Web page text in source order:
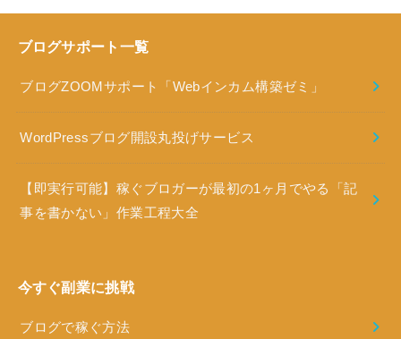
ブログサポート一覧
ブログZOOMサポート「Webインカム構築ゼミ」
WordPressブログ開設丸投げサービス
【即実行可能】稼ぐブロガーが最初の1ヶ月でやる「記
事を書かない」作業工程大全
今すぐ副業に挑戦
ブログで稼ぐ方法